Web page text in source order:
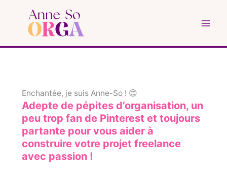
contenu
Enchantée, je suis Anne-So ! 😊
Adepte de pépites d’organisation, un
peu trop fan de Pinterest et toujours
partante pour vous aider à
construire votre projet freelance
avec passion !